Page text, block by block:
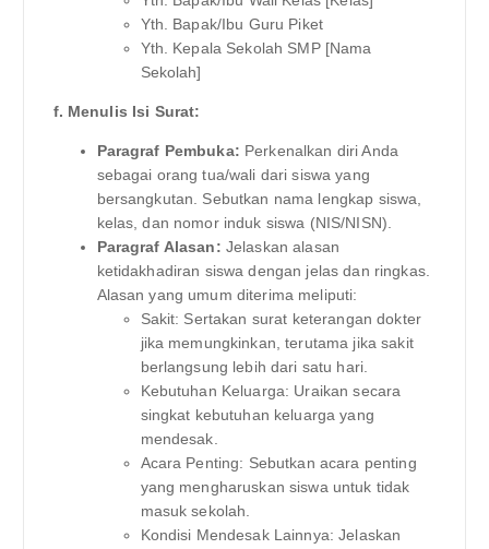
Yth. Bapak/Ibu Guru Piket
Yth. Kepala Sekolah SMP [Nama
Sekolah]
f. Menulis Isi Surat:
Paragraf Pembuka: Perkenalkan diri Anda
sebagai orang tua/wali dari siswa yang
bersangkutan. Sebutkan nama lengkap siswa,
kelas, dan nomor induk siswa (NIS/NISN).
Paragraf Alasan: Jelaskan alasan
ketidakhadiran siswa dengan jelas dan ringkas.
Alasan yang umum diterima meliputi:
Sakit: Sertakan surat keterangan dokter
jika memungkinkan, terutama jika sakit
berlangsung lebih dari satu hari.
Kebutuhan Keluarga: Uraikan secara
singkat kebutuhan keluarga yang
mendesak.
Acara Penting: Sebutkan acara penting
yang mengharuskan siswa untuk tidak
masuk sekolah.
Kondisi Mendesak Lainnya: Jelaskan